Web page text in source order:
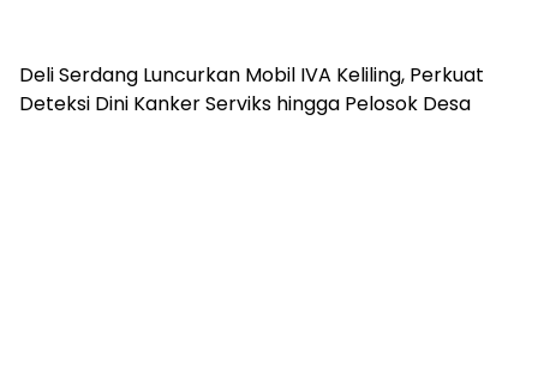
Deli Serdang Luncurkan Mobil IVA Keliling, Perkuat
Deteksi Dini Kanker Serviks hingga Pelosok Desa